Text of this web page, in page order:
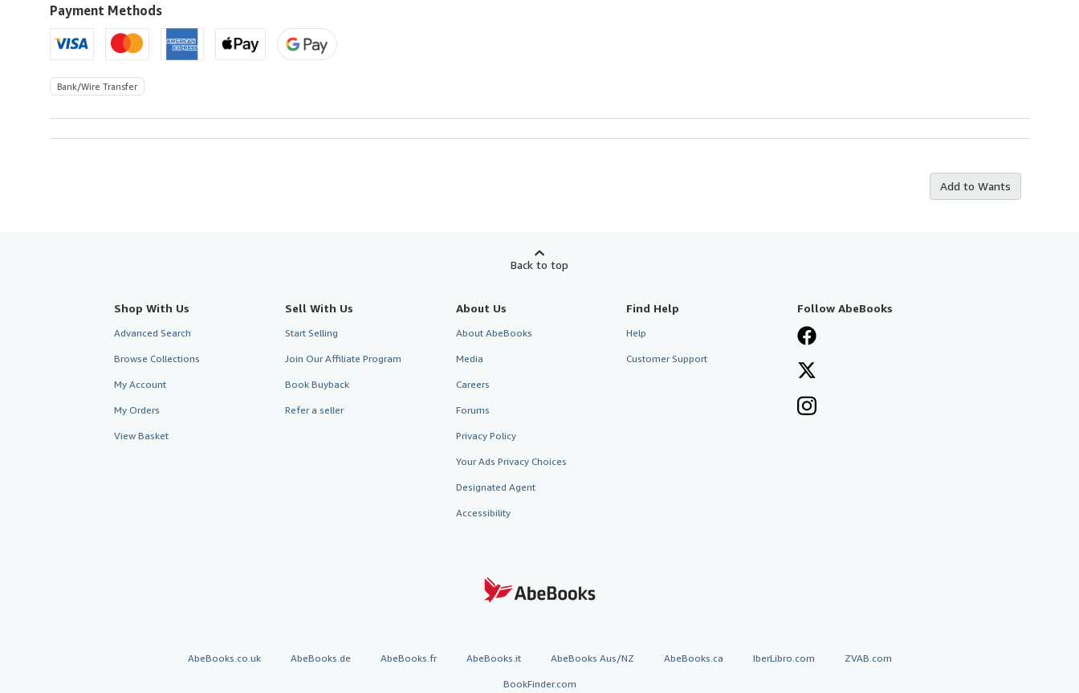
U.S.A.
Payment Methods
Bank/Wire Transfer
Add to Wants
Back to top
Shop With Us
Advanced Search
Browse Collections
My Account
My Orders
View Basket
Sell With Us
Start Selling
Join Our Affiliate Program
Book Buyback
Refer a seller
About Us
About AbeBooks
Media
Careers
Forums
Privacy Policy
Your Ads Privacy Choices
Designated Agent
Accessibility
Find Help
Help
Customer Support
Follow AbeBooks
AbeBooks.co.uk AbeBooks.de AbeBooks.fr AbeBooks.it AbeBooks Aus/NZ AbeBooks.ca IberLibro.com ZVAB.com
BookFinder.com